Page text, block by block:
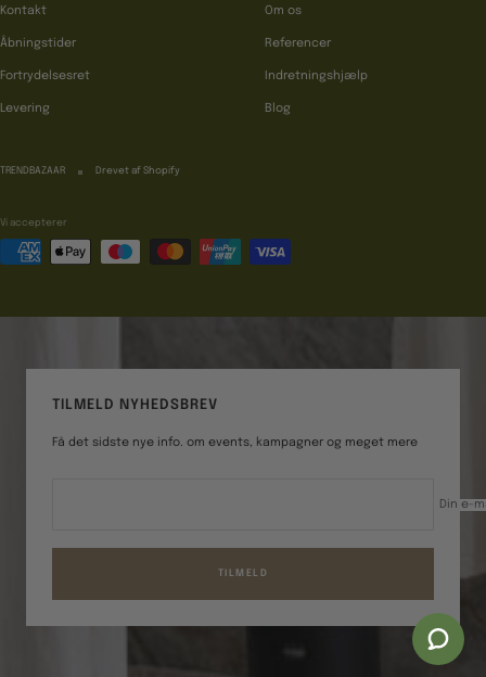
Kontakt
Åbningstider
Fortrydelsesret
Levering
Om os
Referencer
Indretningshjælp
Blog
TRENDBAZAAR Drevet af Shopify
Vi accepterer
TILMELD NYHEDSBREV
Få det sidste nye info. om events, kampagner og meget mere
Din e-
TILMELD